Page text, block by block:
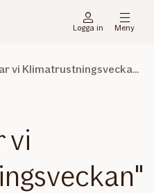
Logga in Meny
"Nu lanserar vi Klimatrustningsveckan"
vi